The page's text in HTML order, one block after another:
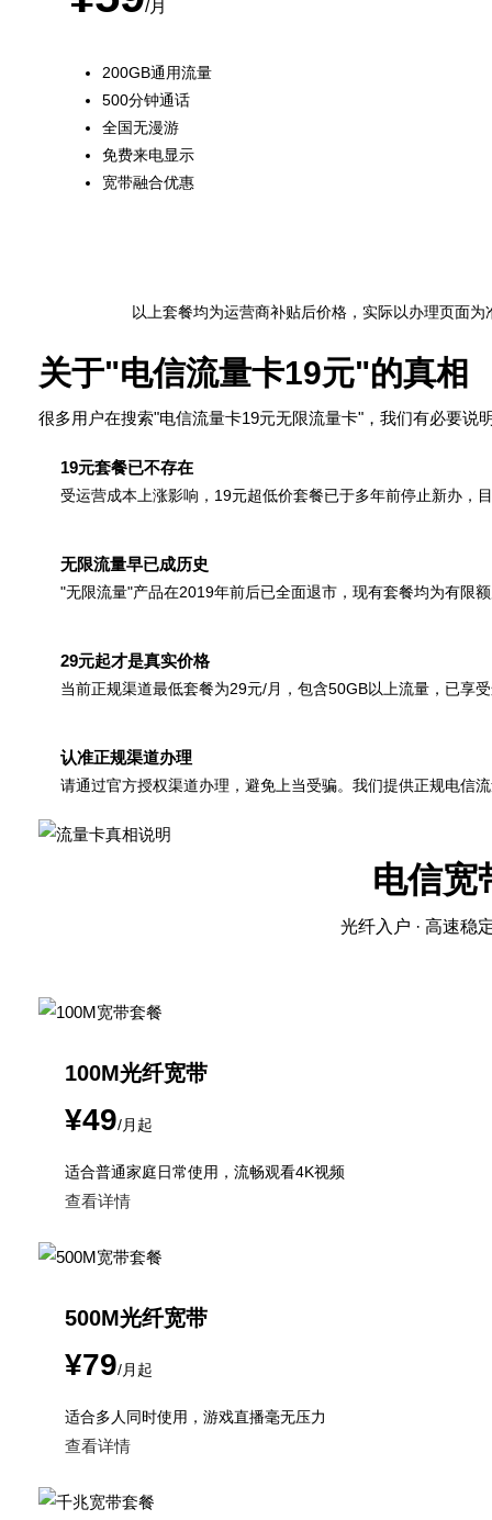
/月
200GB通用流量
500分钟通话
全国无漫游
免费来电显示
宽带融合优惠
以上套餐均为运营商补贴后价格，实际以办理页面
关于"电信流量卡19元"的真相
很多用户在搜索"电信流量卡19元无限流量卡"，我们有必要说
19元套餐已不存在
受运营成本上涨影响，19元超低价套餐已于多年前停止新办，
无限流量早已成历史
"无限流量"产品在2019年前后已全面退市，现有套餐均为有限
29元起才是真实价格
当前正规渠道最低套餐为29元/月，包含50GB以上流量，已享
认准正规渠道办理
请通过官方授权渠道办理，避免上当受骗。我们提供正规电信
电信宽
光纤入户 · 高速稳
100M光纤宽带
¥49/月起
适合普通家庭日常使用，流畅观看4K视频
查看详情
500M光纤宽带
¥79/月起
适合多人同时使用，游戏直播毫无压力
查看详情